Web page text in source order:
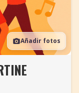
Añadir fotos